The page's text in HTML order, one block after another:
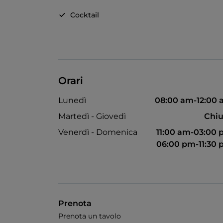
Cocktail
Orari
Lunedì
08:00 am-12:00
Martedì - Giovedì
Venerdì - Domenica
11:00 am-03:00
06:00 pm-11:30
Prenota
Prenota un tavolo